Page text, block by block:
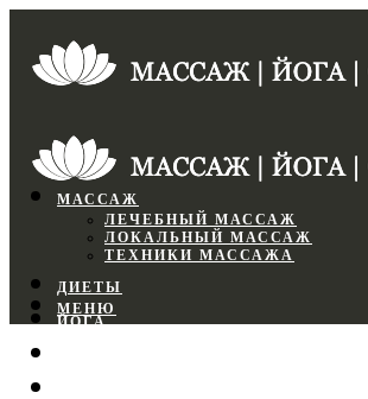
МАССАЖ
ЛЕЧЕБНЫЙ МАССАЖ
ЛОКАЛЬНЫЙ МАССАЖ
ТЕХНИКИ МАССАЖА
ДИЕТЫ
ЙОГА
МЕНЮ